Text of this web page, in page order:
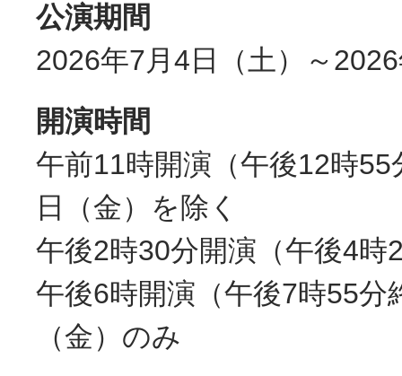
公演期間
2026年7月4日（土）～
開演時間
午前11時開演（午後12時
日（金）を除く
午後2時30分開演（午後4時
午後6時開演（午後7時55
（金）のみ